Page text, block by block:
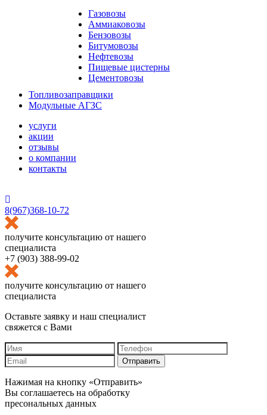
Газовозы
Аммиаковозы
Бензовозы
Битумовозы
Нефтевозы
Пищевые цистерны
Цементовозы
Топливозаправщики
Модульные АГЗС
услуги
акции
отзывы
о компании
контакты
8(967)368-10-72
получите консультацию от нашего
специалиста
+7 (903) 388-99-02
получите консультацию от нашего
специалиста
Оставьте заявку и наш специалист
свяжется с Вами
Отправить
Нажимая на кнопку «Отправить»
Вы соглашаетесь на обработку
пресональных данных